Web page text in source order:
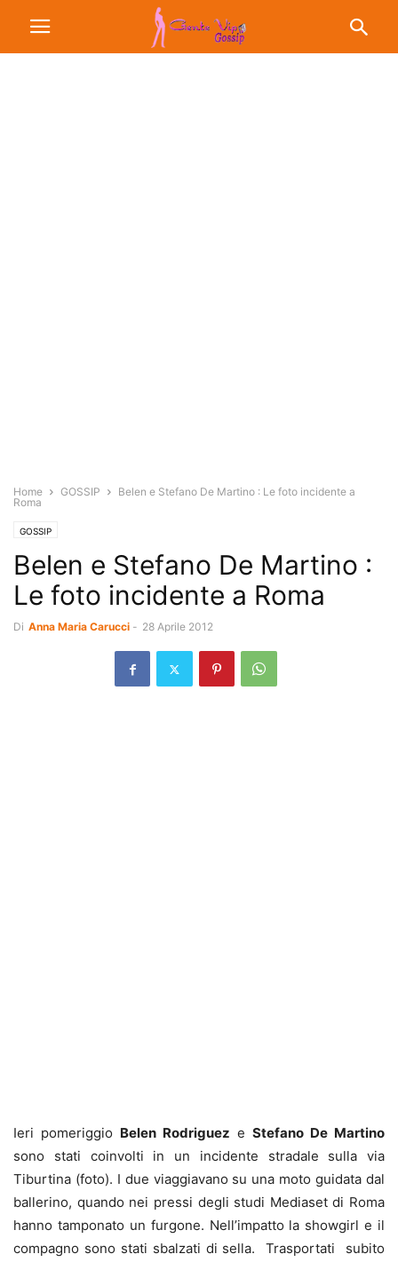
Home GOSSIP
Belen e Stefano De Martino : Le foto incidente a
Roma
GOSSIP
Belen e Stefano De Martino :
Le foto incidente a Roma
Di Anna Maria Carucci - 28 Aprile 2012
Ieri pomeriggio Belen Rodriguez e Stefano De Martino
sono stati coinvolti in un incidente stradale sulla via
Tiburtina (foto). I due viaggiavano su una moto guidata dal
ballerino, quando nei pressi degli studi Mediaset di Roma
hanno tamponato un furgone. Nell’impatto la showgirl e il
compagno sono stati sbalzati di sella. Trasportati subito